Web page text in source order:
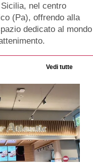
nel centro
(Pa), offrendo alla
dedicato al mondo
Vedi tutte